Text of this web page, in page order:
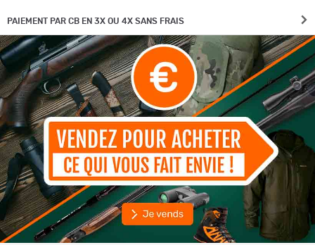
PAIEMENT PAR CB EN 3X OU 4X SANS FRAIS